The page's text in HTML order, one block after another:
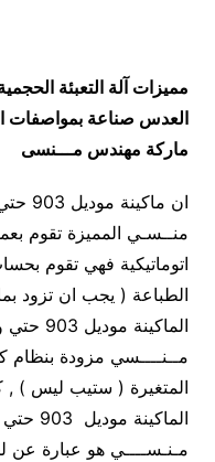
مميزات آلة التعبئة
العدس صناعة بمواصفات
ماركة مهندس مـــنسى
ان
منــسـي المميزة تقوم
اتوماتيكية فهي تقوم
الطباعة ( يجب ان تزود
مــنــــسي مزودة
المتغيرة ( ستيب ليس ) ,
مـنـســــي هو عبارة عن